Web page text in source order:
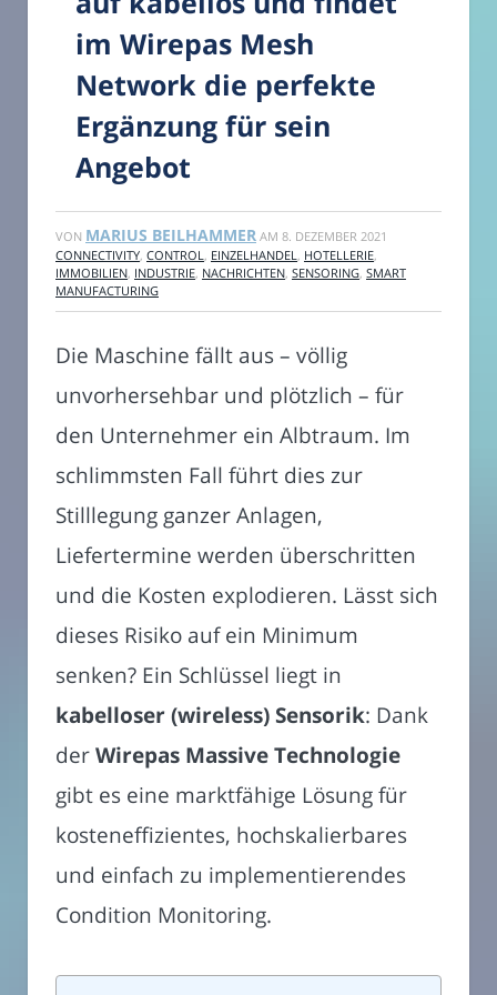
im Wirepas Mesh
Network die perfekte
Ergänzung für sein
Angebot
VON MARIUS BEILHAMMER AM 8. DEZEMBER 2021
CONNECTIVITY CONTROL EINZELHANDEL HOTELLERIE
IMMOBILIEN INDUSTRIE NACHRICHTEN SENSORING SMART
MANUFACTURING
Die Maschine fällt aus – völlig
unvorhersehbar und plötzlich – für
den Unternehmer ein Albtraum. Im
schlimmsten Fall führt dies zur
Stilllegung ganzer Anlagen,
Liefertermine werden überschritten
und die Kosten explodieren. Lässt sich
dieses Risiko auf ein Minimum
senken? Ein Schlüssel liegt in
kabelloser (wireless) Sensorik: Dank
derWirepas Massive Technologie
gibt es eine marktfähige Lösung für
kosteneffizientes, hochskalierbares
und einfach zu implementierendes
Condition Monitoring.